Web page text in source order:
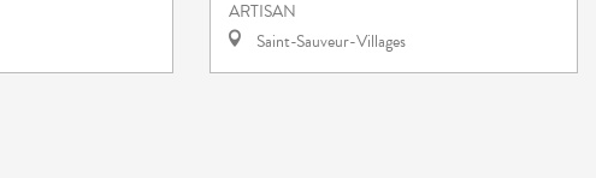
ARTISAN
Saint-Sauveur-Villages